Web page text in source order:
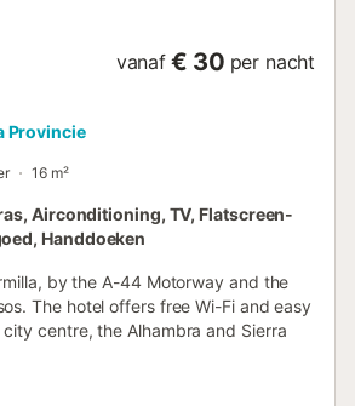
vanaf € 30 per nacht
Provincie
16 m²
Airconditioning, TV, Flatscreen-
Handdoeken
by the A-44 Motorway and the
The hotel offers free Wi-Fi and easy
centre, the Alhambra and Sierra